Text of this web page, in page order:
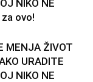
NIKO NE
ovo!
MENJA ŽIVOT
URADITE
NIKO NE